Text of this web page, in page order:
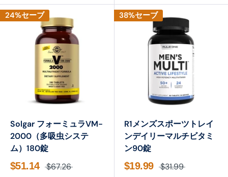
24%セーブ
Solgar フォーミュラVM-
2000（多吸虫システ
ム）180錠
$51.14 $67.26
38%セーブ
R1メンズスポーツトレイ
ンデイリーマルチビタミ
ン90錠
$19.99 $31.99